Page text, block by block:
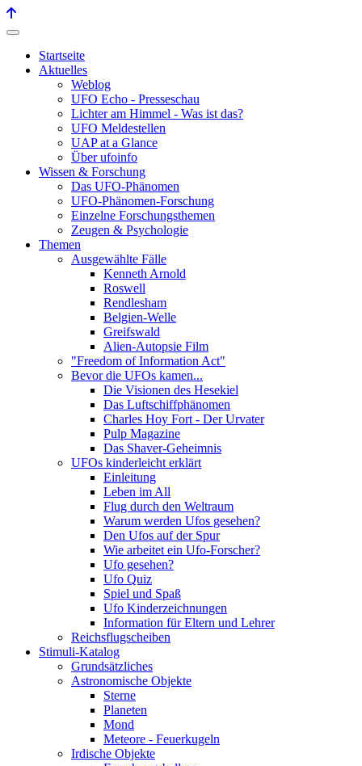
Startseite
Aktuelles
Weblog
UFO Echo - Presseschau
Lichter am Himmel - Was ist das?
UFO Meldestellen
UAP at a Glance
Über ufoinfo
Wissen & Forschung
Das UFO-Phänomen
UFO-Phänomen-Forschung
Einzelne Forschungsthemen
Zeugen & Psychologie
Themen
Ausgewählte Fälle
Kenneth Arnold
Roswell
Rendlesham
Belgien-Welle
Greifswald
Alien-Autopsie Film
"Freedom of Information Act"
Bevor die UFOs kamen...
Die Visionen des Hesekiel
Das Luftschiffphänomen
Charles Hoy Fort - Der Urvater
Pulp Magazine
Das Shaver-Geheimnis
UFOs kinderleicht erklärt
Einleitung
Leben im All
Flug durch den Weltraum
Warum werden Ufos gesehen?
Den Ufos auf der Spur
Wie arbeitet ein Ufo-Forscher?
Ufo gesehen?
Ufo Quiz
Spiel und Spaß
Ufo Kinderzeichnungen
Information für Eltern und Lehrer
Reichsflugscheiben
Stimuli-Katalog
Grundsätzliches
Astronomische Objekte
Sterne
Planeten
Mond
Meteore - Feuerkugeln
Irdische Objekte